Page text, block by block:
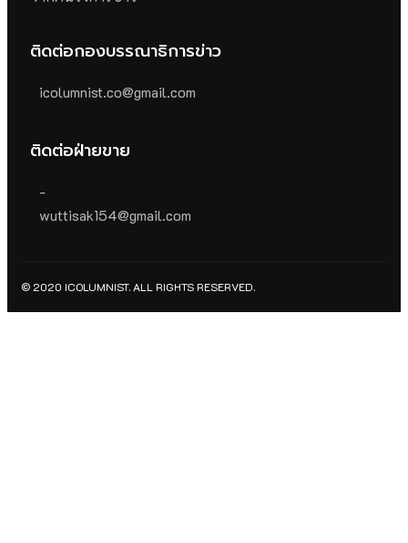
ติดต่อกองบรรณาธิการข่าว
icolumnist.co@gmail.com
ติดต่อฝ่ายขาย
-
wuttisak154@gmail.com
© 2020 ICOLUMNIST. ALL RIGHTS RESERVED.